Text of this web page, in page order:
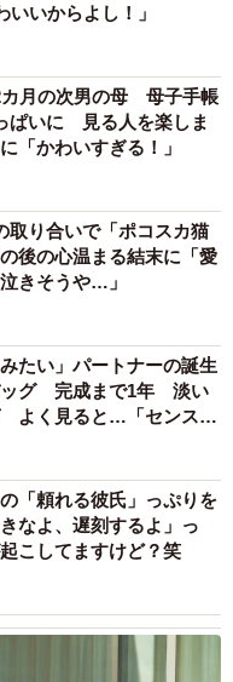
ケくん。発見した家で
スケくんもそこへ仲間
ったようだ。
7/9
ょっと目つきが険しい…
間もないので、まだ警
ワーや座布団など自分
いいからよし！」
カ月の次男の母 母子手帳
ぱいに 見る人を楽しま
「かわいすぎる！」
取り合いで「ポコスカ猫
後の心温まる結末に「愛
きそうや…」
たい」パートナーの誕生
ッグ 完成まで1年 淡い
よく見ると…「センスす
「頼れる彼氏」っぷりを
なよ、遅刻するよ」っ
こしてますけど？笑